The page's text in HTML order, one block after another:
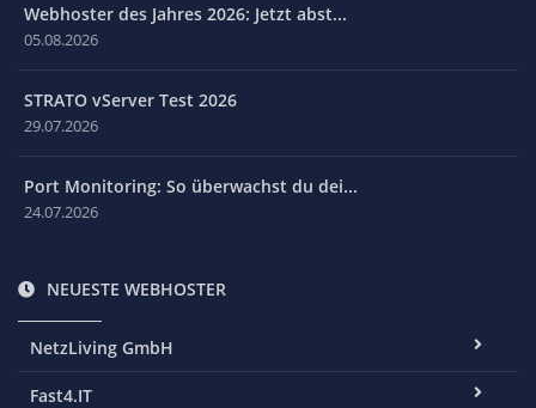
Webhoster des Jahres 2026: Jetzt abst...
05.08.2026
STRATO vServer Test 2026
29.07.2026
Port Monitoring: So überwachst du dei...
24.07.2026
NEUESTE WEBHOSTER
NetzLiving GmbH
Fast4.IT